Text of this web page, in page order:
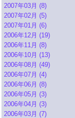
2007年03月 (8)
2007年02月 (5)
2007年01月 (6)
2006年12月 (19)
2006年11月 (8)
2006年10月 (13)
2006年08月 (49)
2006年07月 (4)
2006年06月 (8)
2006年05月 (3)
2006年04月 (3)
2006年03月 (7)